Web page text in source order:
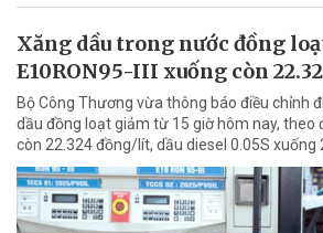
Xăng dầu trong nước đồng
E10RON95-III xuống còn
Bộ Công Thương vừa thông báo điều chỉnh
dầu đồng loạt giảm từ 15 giờ hôm nay, theo
còn 22.324 đồng/lít, dầu diesel 0.05S xuống